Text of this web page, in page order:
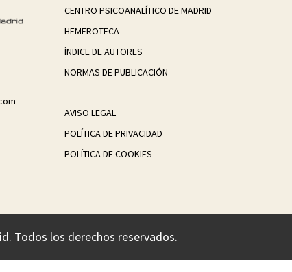
CENTRO PSICOANALÍTICO DE MADRID
HEMEROTECA
ÍNDICE DE AUTORES
NORMAS DE PUBLICACIÓN
AVISO LEGAL
POLÍTICA DE PRIVACIDAD
POLÍTICA DE COOKIES
Todos los derechos reservados.